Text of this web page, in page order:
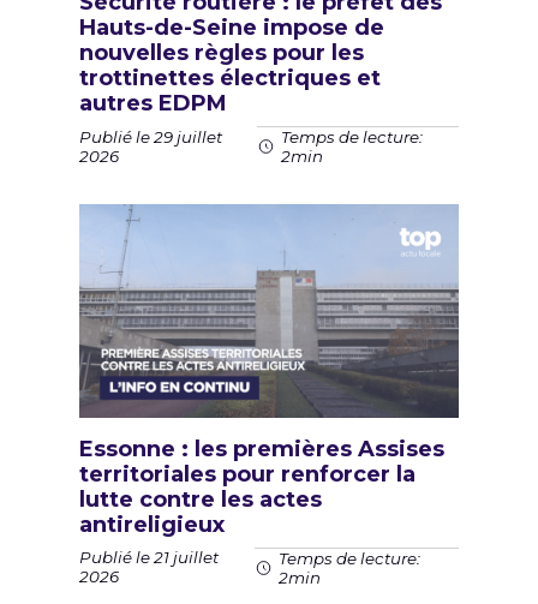
Hauts-de-Seine impose de
nouvelles règles pour les
trottinettes électriques et
autres EDPM
Publié le 29 juillet
2026
Temps de lecture:
2min
Essonne : les premières Assises
territoriales pour renforcer la
lutte contre les actes
antireligieux
Publié le 21 juillet
2026
Temps de lecture:
2min